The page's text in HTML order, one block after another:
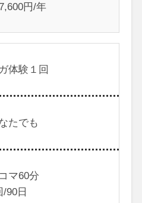
円/年
体験１回
たでも
マ60分
/90日